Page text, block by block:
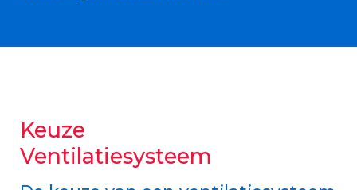
Keuze
Ventilatiesysteem